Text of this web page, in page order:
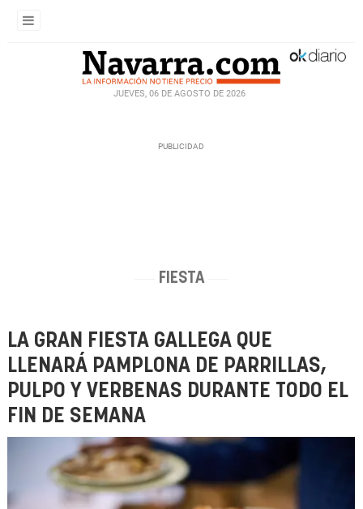
JUEVES, 06 DE AGOSTO DE 2026
FIESTA
LA GRAN FIESTA GALLEGA QUE
LLENARÁ PAMPLONA DE PARRILLAS,
PULPO Y VERBENAS DURANTE TODO EL
FIN DE SEMANA